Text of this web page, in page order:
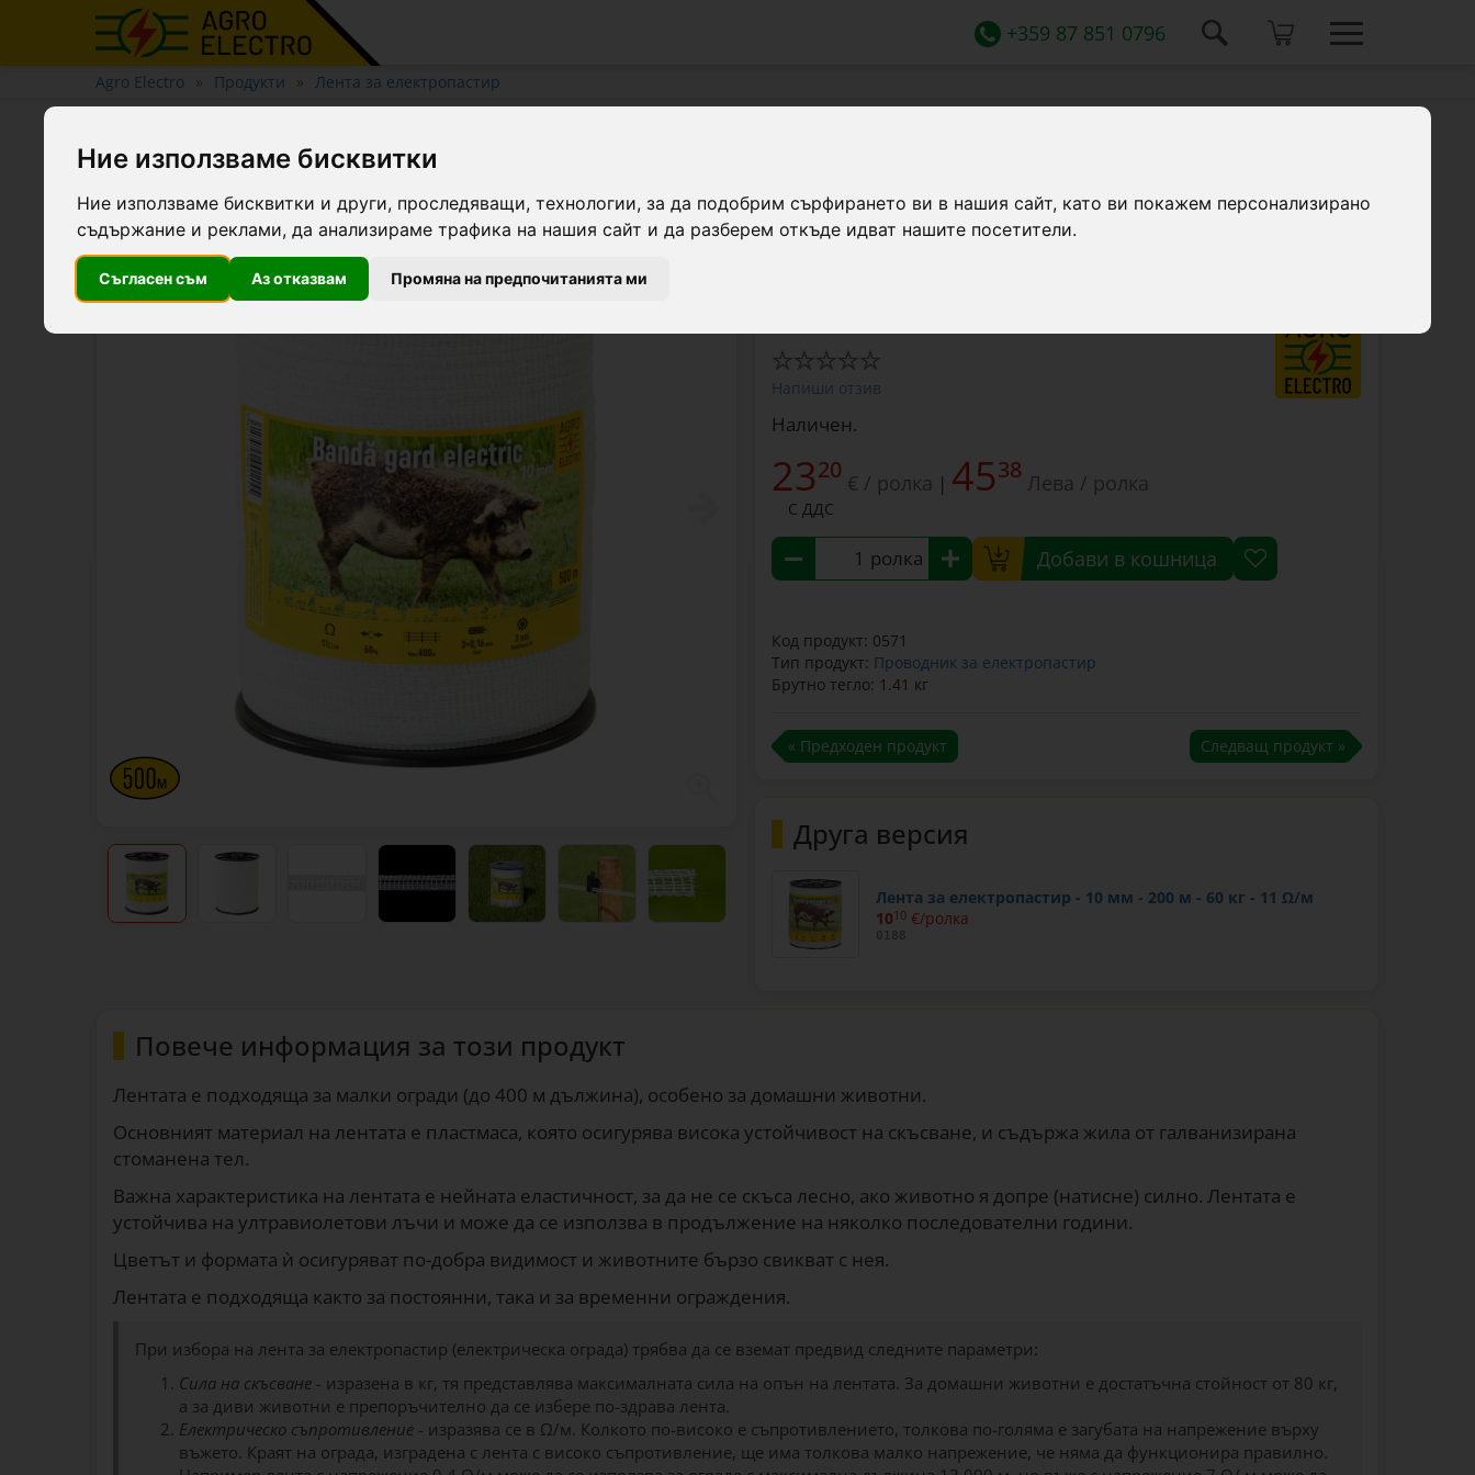
Ние използваме бисквитки
Ние използваме бисквитки и други, проследяващи, технологии, за да подобрим сърфирането ви в нашия сайт, като ви покажем персонализирано
съдържание и реклами, да анализираме трафика на нашия сайт и да разберем откъде идват нашите посетители.
Съгласен съм Аз отказвам Промяна на предпочитанията ми
+359 87 851 0796
Agro Electro Продукти Лента за електропастир
Лента за електропастир - 10 мм - 500 м - 60 кг - 11 Ω/м
Лента за електрическа ограда 10 мм, 500 м, якост на опън 60 кг,
Напиши отзив
Наличен.
2320 € / ролка | 4538 Лева / ролка
С ДДС
ролка Добави в кошница
Код продукт: 0571
Тип продукт: Проводник за електропастир
Брутно тегло: 1.41 кг
« Предходен продукт Следващ продукт »
Друга версия
Лента за електропастир - 10 мм - 200 м - 60 кг - 11 Ω/м
1010 €/ролка
0188
Повече информация за този продукт
Лентата е подходяща за малки огради (до 400 м дължина), особено за домашни животни.
Основният материал на лентата е пластмаса, която осигурява висока устойчивост на скъсване, и съдържа жила от галванизирана
стоманена тел.
Важна характеристика на лентата е нейната еластичност, за да не се скъса лесно, ако животно я допре (натисне) силно. Лентата е
устойчива на ултравиолетови лъчи и може да се използва в продължение на няколко последователни години.
Цветът и формата ѝ осигуряват по-добра видимост и животните бързо свикват с нея.
Лентата е подходяща както за постоянни, така и за временни ограждения.
При избора на лента за електропастир (електрическа ограда) трябва да се вземат предвид следните параметри:
Сила на скъсване - изразена в кг, тя представлява максималната сила на опън на лентата. За домашни животни е достатъчна стойност от 80 кг,
а за диви животни е препоръчително да се избере по-здрава лента.
Електрическо съпротивление - изразява се в Ω/м. Колкото по-високо е съпротивлението, толкова по-голяма е загубата на напрежение върху
въжето. Краят на ограда, изградена с лента с високо съпротивление, ще има толкова малко напрежение, че няма да функционира правилно.